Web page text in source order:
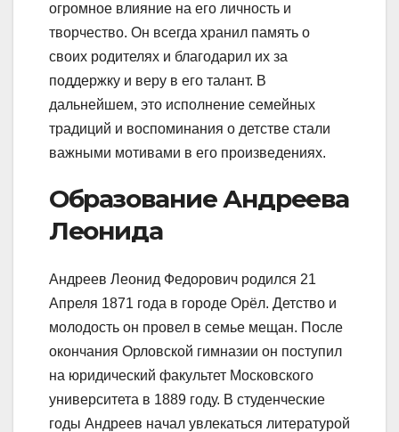
огромное влияние на его личность и
творчество. Он всегда хранил память о
своих родителях и благодарил их за
поддержку и веру в его талант. В
дальнейшем, это исполнение семейных
традиций и воспоминания о детстве стали
важными мотивами в его произведениях.
Образование Андреева
Леонида
Андреев Леонид Федорович родился 21
Апреля 1871 года в городе Орёл. Детство и
молодость он провел в семье мещан. После
окончания Орловской гимназии он поступил
на юридический факультет Московского
университета в 1889 году. В студенческие
годы Андреев начал увлекаться литературой